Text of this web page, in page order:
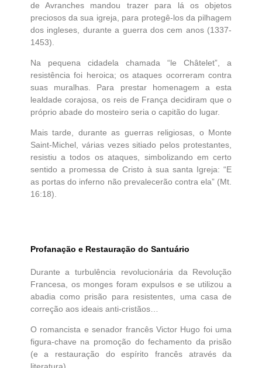
de Avranches mandou trazer para lá os objetos
preciosos da sua igreja, para protegê-los da pilhagem
dos ingleses, durante a guerra dos cem anos (1337-
1453).
Na pequena cidadela chamada “le Châtelet”, a
resistência foi heroica; os ataques ocorreram contra
suas muralhas. Para prestar homenagem a esta
lealdade corajosa, os reis de França decidiram que o
próprio abade do mosteiro seria o capitão do lugar.
Mais tarde, durante as guerras religiosas, o Monte
Saint-Michel, várias vezes sitiado pelos protestantes,
resistiu a todos os ataques, simbolizando em certo
sentido a promessa de Cristo à sua santa Igreja: “E
as portas do inferno não prevalecerão contra ela” (Mt.
16:18).
Profanação e Restauração do Santuário
Durante a turbulência revolucionária da Revolução
Francesa, os monges foram expulsos e se utilizou a
abadia como prisão para resistentes, uma casa de
correção aos ideais anti-cristãos…
O romancista e senador francês Victor Hugo foi uma
figura-chave na promoção do fechamento da prisão
(e a restauração do espírito francês através da
literatura).